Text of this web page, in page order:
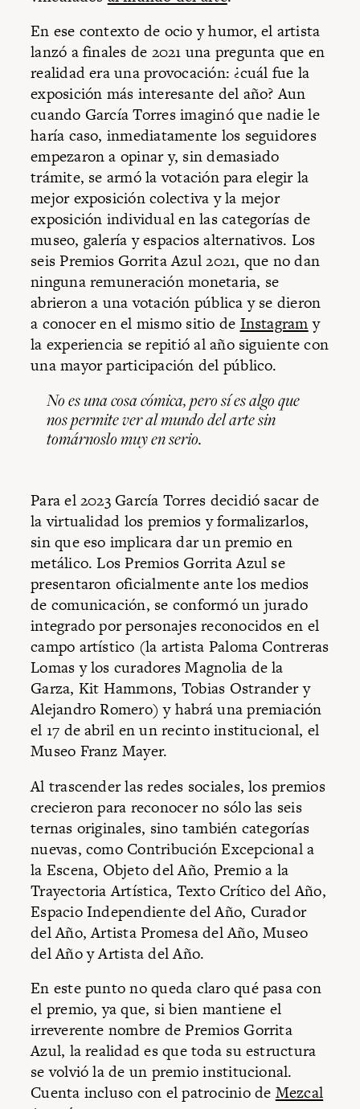
En ese contexto de ocio y humor, el artista
lanzó a finales de 2021 una pregunta que en
realidad era una provocación: ¿cuál fue la
exposición más interesante del año? Aun
cuando García Torres imaginó que nadie le
haría caso, inmediatamente los seguidores
empezaron a opinar y, sin demasiado
trámite, se armó la votación para elegir la
mejor exposición colectiva y la mejor
exposición individual en las categorías de
museo, galería y espacios alternativos. Los
seis Premios Gorrita Azul 2021, que no dan
ninguna remuneración monetaria, se
abrieron a una votación pública y se dieron
a conocer en el mismo sitio de Instagramy
la experiencia se repitió al año siguiente con
una mayor participación del público.
No es una cosa cómica, pero sí es algo que
nos permite ver al mundo del arte sin
tomárnoslo muy en serio.
Para el 2023 García Torres decidió sacar de
la virtualidad los premios y formalizarlos,
sin que eso implicara dar un premio en
metálico. Los Premios Gorrita Azul se
presentaron oficialmente ante los medios
de comunicación, se conformó un jurado
integrado por personajes reconocidos en el
campo artístico (la artista Paloma Contreras
Lomas y los curadores Magnolia de la
Garza, Kit Hammons, Tobias Ostrander y
Alejandro Romero) y habrá una premiación
el 17 de abril en un recinto institucional, el
Museo Franz Mayer.
Al trascender las redes sociales, los premios
crecieron para reconocer no sólo las seis
ternas originales, sino también categorías
nuevas, como Contribución Excepcional a
la Escena, Objeto del Año, Premio a la
Trayectoria Artística, Texto Crítico del Año,
Espacio Independiente del Año, Curador
del Año, Artista Promesa del Año, Museo
del Año y Artista del Año.
En este punto no queda claro qué pasa con
el premio, ya que, si bien mantiene el
irreverente nombre de Premios Gorrita
Azul, la realidad es que toda su estructura
se volvió la de un premio institucional.
Cuenta incluso con el patrocinio de Mezcal